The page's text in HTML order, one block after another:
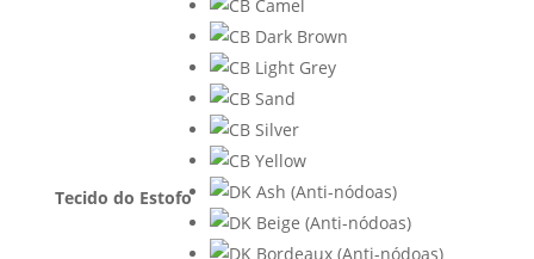
Tecido do Estofo